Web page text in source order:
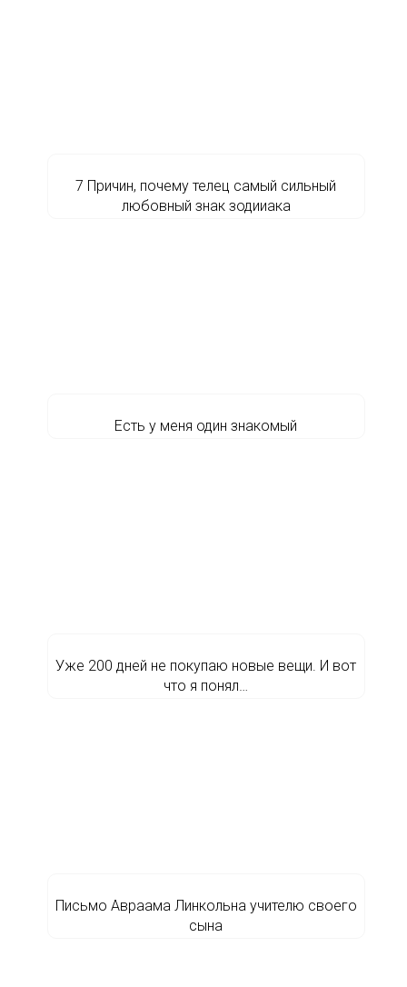
7 Причин, почему телец самый сильный
любовный знак зодииака
Есть у меня один знакомый
Уже 200 дней не покупаю новые вещи. И вот
что я понял…
Письмо Авраама Линкольна учителю своего
сына